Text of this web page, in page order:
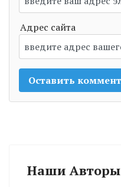
Адрес сайта
Наши Авторы